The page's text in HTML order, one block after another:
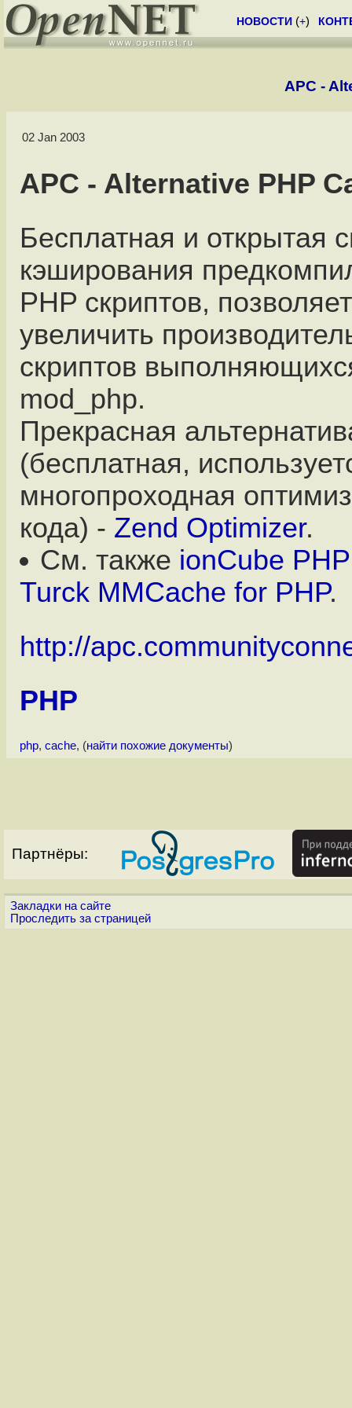
НОВОСТИ (+)
APC -
02 Jan 2003
APC - Alternative PHP
Бесплатная и открытая
кэширования
PHP скриптов,
увеличить
скриптов
mod_php.
Прекрасная
(бесплатная,
многопроходная
кода) - Zend Optimizer.
См. также ionCube
Turck MMCache for PHP.
http://
PHP
php, cache, (найти похожие документы)
Партнёры:
Закладки на сайте
Проследить за страницей